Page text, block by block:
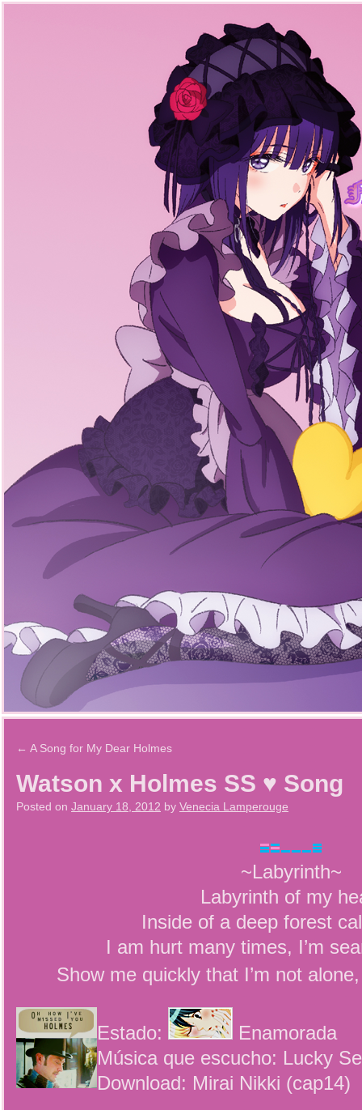
← A Song for My Dear Holmes
Watson x Holmes SS ♥ Song
Posted on January 18, 2012 by Venecia Lamperouge
~Labyrinth~
Labyrinth of my
Inside of a deep forest
I am hurt many times, I’m
Show me quickly that I’m not
Estado:
Enamorada
Música que escucho: Lucky
Download: Mirai Nikki (cap14)